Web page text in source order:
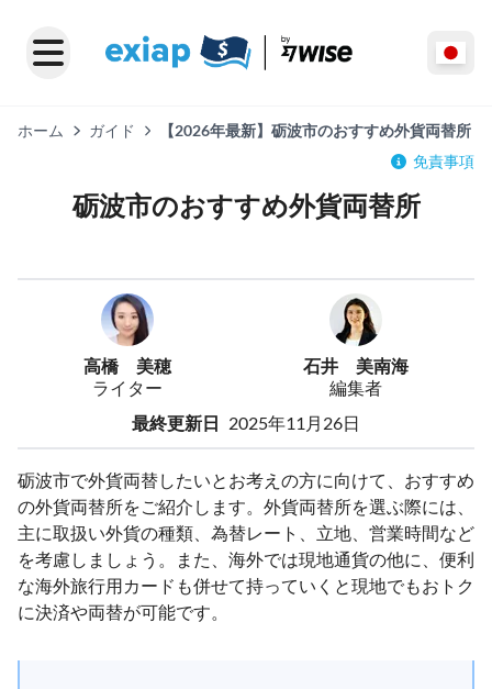
ホーム ガイド
【2026年最新】砺波市のおすすめ外貨両替所
免責事項
砺波市のおすすめ外貨両替所
高橋 美穂
ライター
石井 美南海
編集者
最終更新日 2025年11月26日
砺波市で外貨両替したいとお考えの方に向けて、おすすめ
の外貨両替所をご紹介します。外貨両替所を選ぶ際には、
主に取扱い外貨の種類、為替レート、立地、営業時間など
を考慮しましょう。また、海外では現地通貨の他に、便利
な海外旅行用カードも併せて持っていくと現地でもおトク
に決済や両替が可能です。